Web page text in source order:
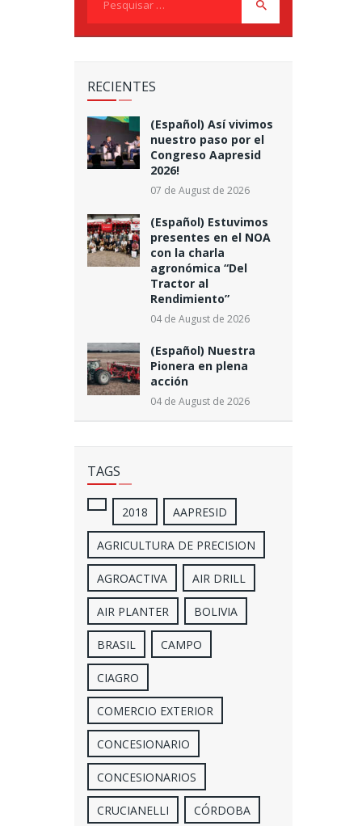
RECIENTES
(Español) Así vivimos
nuestro paso por el
Congreso Aapresid
2026!
07 de August de 2026
(Español) Estuvimos
presentes en el NOA
con la charla
agronómica “Del
Tractor al
Rendimiento”
04 de August de 2026
(Español) Nuestra
Pionera en plena
acción
04 de August de 2026
TAGS
2018 AAPRESID
AGRICULTURA DE PRECISION
AGROACTIVA AIR DRILL
AIR PLANTER BOLIVIA
BRASIL CAMPO
CIAGRO
COMERCIO EXTERIOR
CONCESIONARIO
CONCESIONARIOS
CRUCIANELLI CÓRDOBA